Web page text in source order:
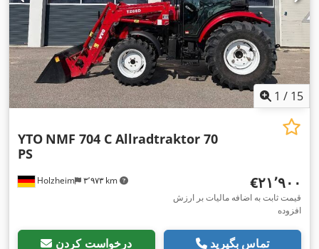
1 / 15
Holzheim ۳٬۹۷۳ km
YTO NMF 704 C Allradtraktor 70
PS
‎€۲۱٬۹۰۰
قیمت ثابت به اضافه مالیات بر ارزش
افزوده
درخواست کردن تماس بگیرید